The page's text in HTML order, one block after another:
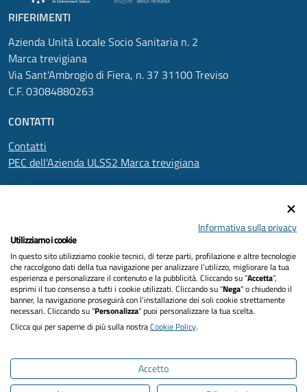
RIFERIMENTI
Azienda Unità Locale Socio Sanitaria n. 2
Marca trevigiana
Via Sant'Ambrogio di Fiera, n. 37 31100 Treviso
C.F. 03084880263
CONTATTI
Contatti
PEC dell'Azienda ULSS2 Marca trevigiana
Informativa privacy
Dichiarazione di accessibilità
Note legali
Informativa sulla privacy
Utilizziamo i cookie
In questo sito utilizziamo cookie tecnici, di terze parti, profilazione e altre tecnologie
che raccolgono dati della tua navigazione per analizzare l’utilizzo, migliorare la tua
esperienza e personalizzare il contenuto e la pubblicità. Cliccando su “Accetta”,
esprimi il tuo consenso a tutti i cookie utilizzati. Cliccando su "Nega" o chiudendo il
banner, la navigazione proseguirà con l’installazione dei soli cookie strettamente
necessari. Cliccando su "Personalizza" puoi personalizzare la tua scelta.
Clicca qui per saperne di più sulla nostraCookie Policy.
Accetto